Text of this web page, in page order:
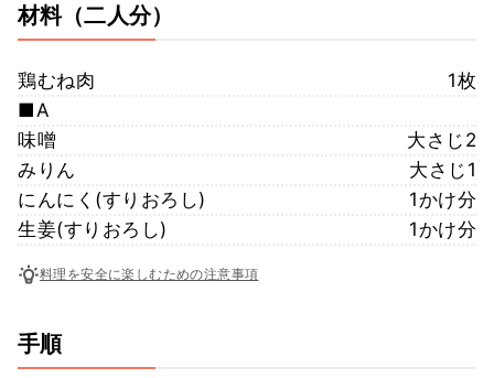
材料（二人分）
鶏むね肉
1枚
■A
味噌
大さじ2
みりん
大さじ1
にんにく(すりおろし)
1かけ分
生姜(すりおろし)
1かけ分
料理を安全に楽しむための注意事項
手順